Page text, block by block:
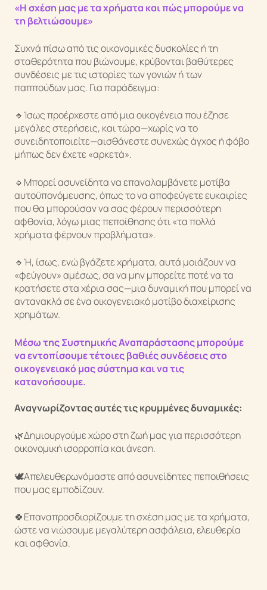
Κάτια Αλεξίου
«Η σχέση μας με τα χρήματα και πώς μπορούμε να
τη βελτιώσουμε»
Συχνά πίσω από τις οικονομικές δυσκολίες ή τη
σταθερότητα που βιώνουμε, κρύβονται βαθύτερες
συνδέσεις με τις ιστορίες των γονιών ή των
παππούδων μας. Για παράδειγμα:
🔹Ίσως προέρχεστε από μια οικογένεια που έζησε
μεγάλες στερήσεις, και τώρα—χωρίς να το
συνειδητοποιείτε—αισθάνεστε συνεχώς άγχος ή φόβο
μήπως δεν έχετε «αρκετά».
🔹Μπορεί ασυνείδητα να επαναλαμβάνετε μοτίβα
αυτοϋπονόμευσης, όπως το να αποφεύγετε ευκαιρίες
που θα μπορούσαν να σας φέρουν περισσότερη
αφθονία, λόγω μιας πεποίθησης ότι «τα πολλά
χρήματα φέρνουν προβλήματα».
🔹Ή, ίσως, ενώ βγάζετε χρήματα, αυτά μοιάζουν να
«φεύγουν» αμέσως, σα να μην μπορείτε ποτέ να τα
κρατήσετε στα χέρια σας—μια δυναμική που μπορεί να
αντανακλά σε ένα οικογενειακό μοτίβο διαχείρισης
χρημάτων.
Μέσω της Συστημικής Αναπαράστασης μπορούμε
να εντοπίσουμε τέτοιες βαθιές συνδέσεις στο
οικογενειακό μας σύστημα και να τις
κατανοήσουμε.
Αναγνωρίζοντας αυτές τις κρυμμένες δυναμικές:
🌿Δημιουργούμε χώρο στη ζωή μας για περισσότερη
οικονομική ισορροπία και άνεση.
🕊️Απελευθερωνόμαστε από ασυνείδητες πεποιθήσεις
που μας εμποδίζουν.
🍀Επαναπροσδιορίζουμε τη σχέση μας με τα χρήματα,
ώστε να νιώσουμε μεγαλύτερη ασφάλεια, ελευθερία
και αφθονία.